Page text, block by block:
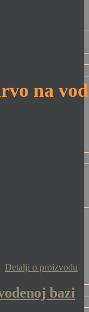
na
Detalji o proizvodu
bazi